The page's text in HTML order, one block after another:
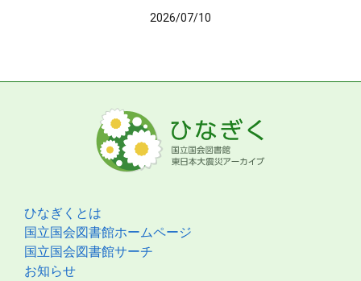
2026/07/10
ひなぎくとは
国立国会図書館ホームページ
国立国会図書館サーチ
お知らせ